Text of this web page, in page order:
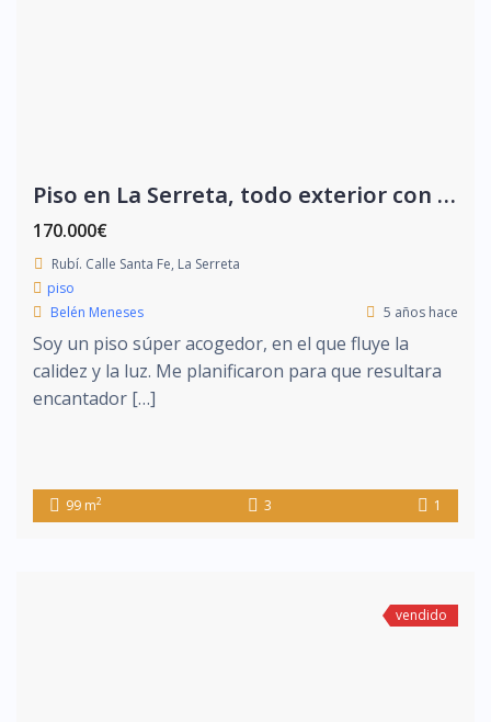
Piso en La Serreta, todo exterior con amplio balcón
170.000€
Rubí. Calle Santa Fe, La Serreta
piso
Belén Meneses
5 años hace
Soy un piso súper acogedor, en el que fluye la
calidez y la luz. Me planificaron para que resultara
encantador […]
99 m2 3 1
vendido